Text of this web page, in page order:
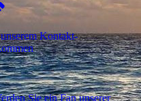
Kon­takt­
Sie ein Fan unserer